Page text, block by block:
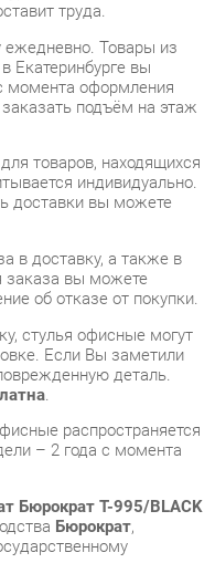
подъём на этаж
товаров, находящихся
индивидуально.
вы можете
доставку, а также в
вы можете
об отказе от покупки.
офисные могут
деталь.
.
– 2 года с момента
T-995/BLACK
приобретением, и
опыте его
нашим